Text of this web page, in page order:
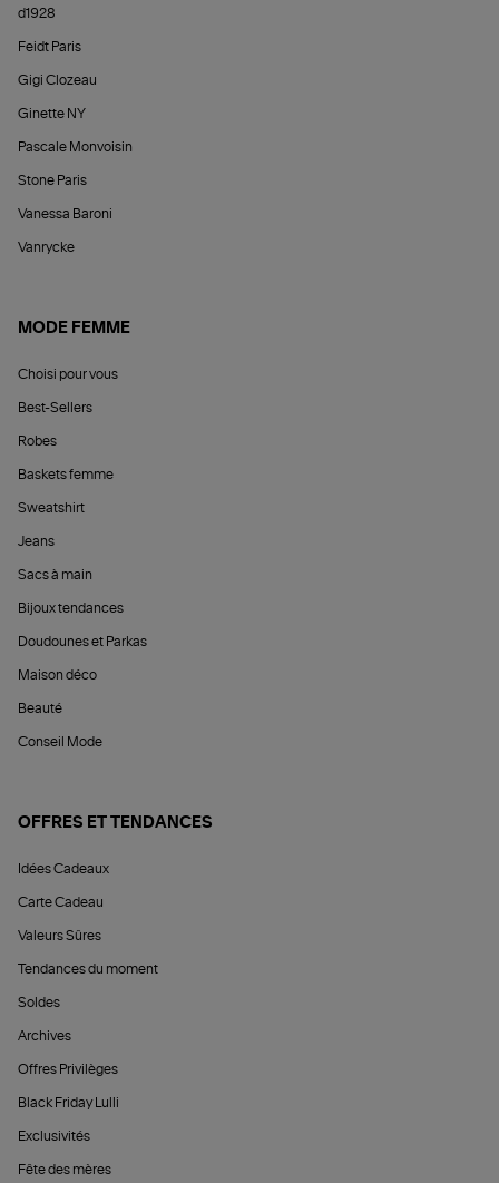
d1928
Feidt Paris
Gigi Clozeau
Ginette NY
Pascale Monvoisin
Stone Paris
Vanessa Baroni
Vanrycke
MODE FEMME
Choisi pour vous
Best-Sellers
Robes
Baskets femme
Sweatshirt
Jeans
Sacs à main
Bijoux tendances
Doudounes et Parkas
Maison déco
Beauté
Conseil Mode
OFFRES ET TENDANCES
Idées Cadeaux
Carte Cadeau
Valeurs Sûres
Tendances du moment
Soldes
Archives
Offres Privilèges
Black Friday Lulli
Exclusivités
Fête des mères